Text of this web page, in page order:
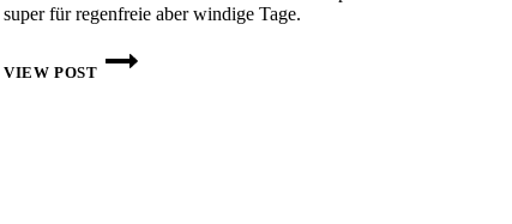
super für regenfreie aber windige Tage.
VIEW POST
THE
NORTH